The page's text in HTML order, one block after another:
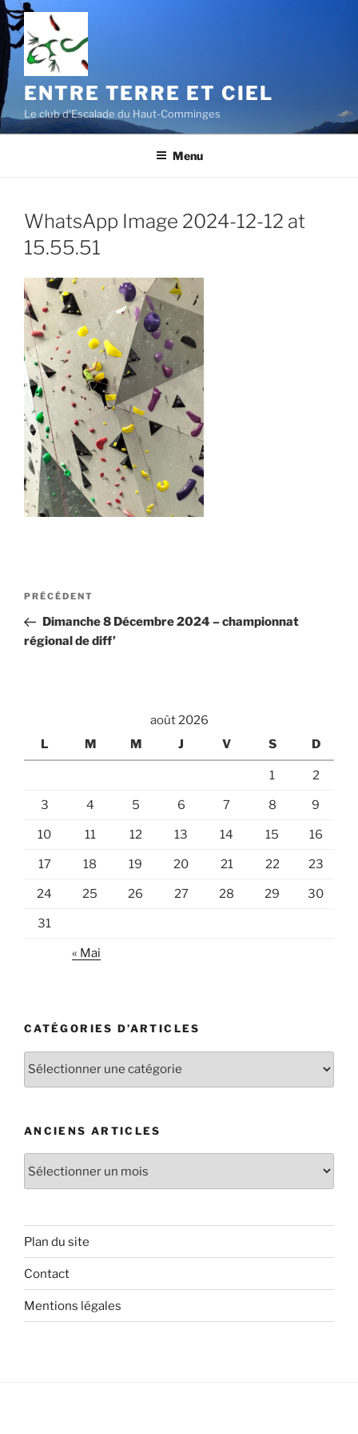
Aller
au
contenu
principal
ENTRE TERRE ET CIEL
Le club d'Escalade du Haut-Comminges
Menu
WhatsApp Image 2024-12-12 at
15.55.51
Navigation
l’article
Article
précédent
PRÉCÉDENT
Dimanche 8 Décembre 2024 – championnat
régional de diff’
août 2026
L
M M J V S D
1 2
3 4 5 6 7 8 9
10 11 12 13 14 15 16
17 18 19 20 21 22 23
24 25 26 27 28 29 30
31
« Mai
CATÉGORIES D’ARTICLES
Catégories
ANCIENS ARTICLES
Plan du site
Contact
Mentions légales